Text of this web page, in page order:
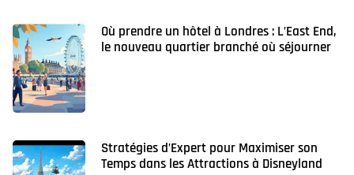
Où prendre un hôtel à Londres : L’East End,
le nouveau quartier branché où séjourner
Stratégies d’Expert pour Maximiser son
Temps dans les Attractions à Disneyland